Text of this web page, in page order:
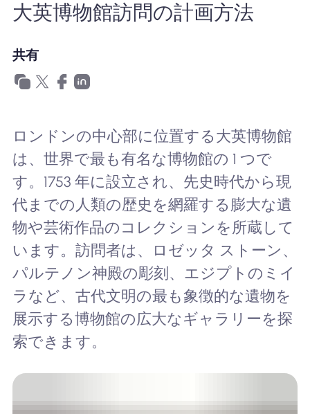
eSIMについて
Nomad eSIMを使用する理由
eSIMの使用
企業
大英博物館訪問の計画方法
共有
ロンドンの中心部に位置する大英博物館
は、世界で最も有名な博物館の 1 つで
す。1753 年に設立され、先史時代から現
代までの人類の歴史を網羅する膨大な遺
物や芸術作品のコレクションを所蔵して
います。訪問者は、ロゼッタ ストーン、
パルテノン神殿の彫刻、エジプトのミイ
ラなど、古代文明の最も象徴的な遺物を
展示する博物館の広大なギャラリーを探
索できます。